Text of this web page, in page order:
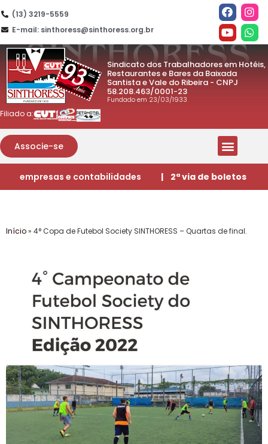
(13) 3219-5559
E-mail: sinthoress@sinthoress.org.br
Sindicato dos Trabalhadores em Hotéis,
Restaurantes e Bares da Baixada
Santista e Vale do Ribeira - CNPJ
58.208.463/0001-23
Fundado em 23/03/1933
Filiado a:
Associe-se
empresas e contabilidades | 2ª via de boletos
Início» 4° Copa de Futebol Society SINTHORESS – Quartas de final.